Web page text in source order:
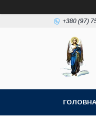
+380 (97)
ГОЛОВНА